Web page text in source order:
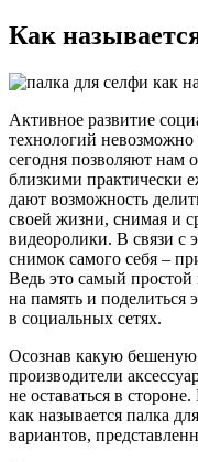
Как
Активное развитие
технологий невозможно
сегодня позволяют нам
близкими практически
дают возможность
своей жизни, снимая и
видеоролики. В связи с
снимок самого себя –
Ведь это самый простой
на память и поделиться
в социальных сетях.
Осознав какую бешеную
производители
не оставаться в
как называется палка
вариантов,